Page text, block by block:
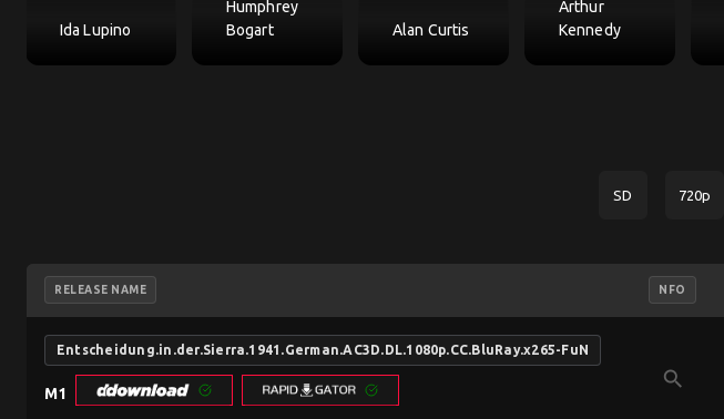
Ida Lupino
Humphrey
Bogart
Alan Curtis
Arthur
Kennedy
SD 720p
RELEASE NAME NFO
Entscheidung.in.der.Sierra.1941.German.AC3D.DL.1080p.CC.BluRay.x265-FuN
M1
search